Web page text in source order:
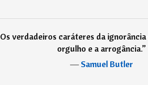
Os verdadeiros caráteres da ignorância
orgulho e a arrogância.”
―Samuel Butler